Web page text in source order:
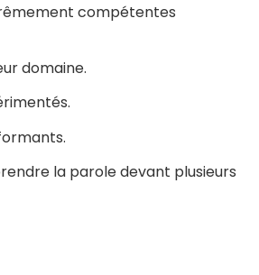
compétentes
domaine.
la parole devant plusieurs